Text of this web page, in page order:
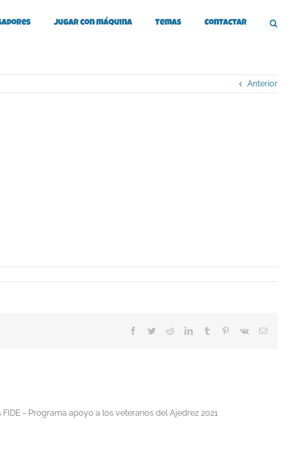
Jugar con máquina Temas Contactar
Anterior
Facebook
TwitterRedditLinkedInTumblr Pinterest
Vk
Correo
- Programa apoyo a los veteranos del Ajedrez 2021